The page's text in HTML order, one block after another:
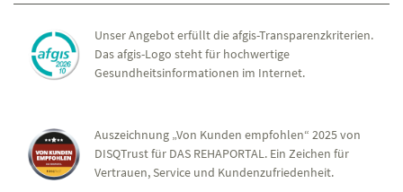
Unser Angebot erfüllt die afgis-Transparenzkriterien.
Das afgis-Logo steht für hochwertige
Gesundheitsinformationen im Internet.
Auszeichnung „Von Kunden empfohlen“ 2025 von
DISQTrust für DAS REHAPORTAL. Ein Zeichen für
Vertrauen, Service und Kundenzufriedenheit.